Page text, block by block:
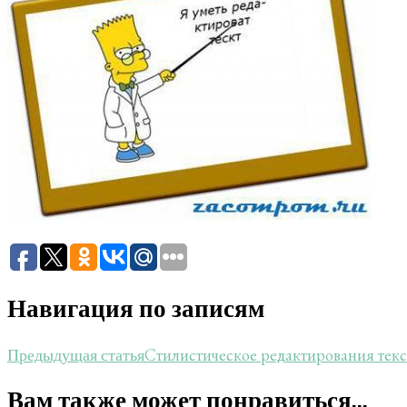
Навигация по записям
Предыдущая статьяСтилистическое редактирования
Вам также может понравиться...